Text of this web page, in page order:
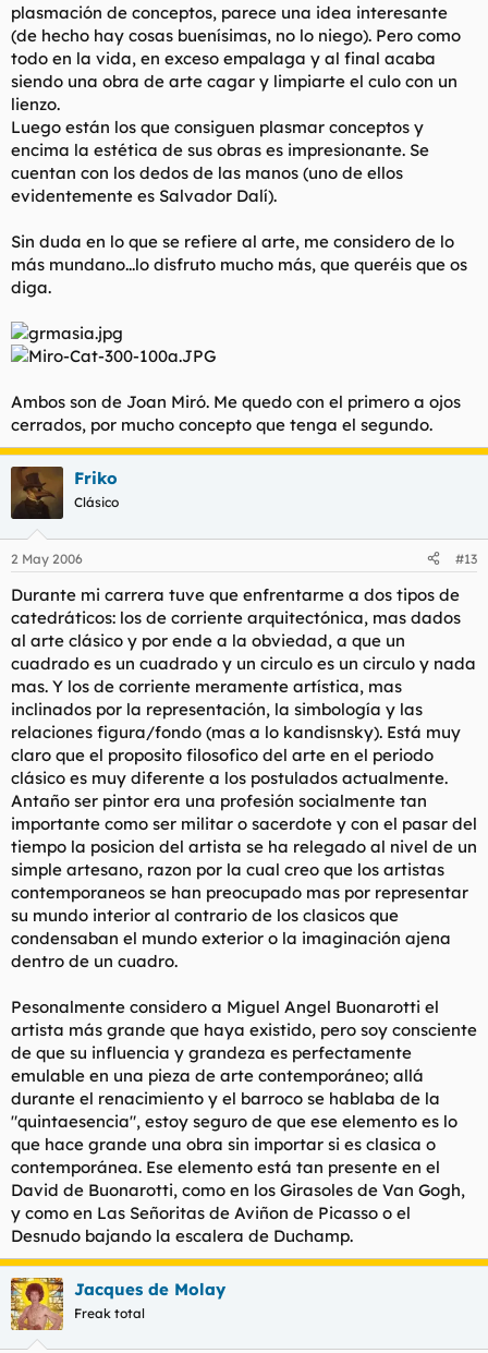
plasmación de conceptos, parece una idea interesante
(de hecho hay cosas buenísimas, no lo niego). Pero como
todo en la vida, en exceso empalaga y al final acaba
siendo una obra de arte cagar y limpiarte el culo con un
lienzo.
Luego están los que consiguen plasmar conceptos y
encima la estética de sus obras es impresionante. Se
cuentan con los dedos de las manos (uno de ellos
evidentemente es Salvador Dalí).
Sin duda en lo que se refiere al arte, me considero de lo
más mundano...lo disfruto mucho más, que queréis que os
diga.
Ambos son de Joan Miró. Me quedo con el primero a ojos
cerrados, por mucho concepto que tenga el segundo.
Friko
Clásico
2 May 2006 #13
Durante mi carrera tuve que enfrentarme a dos tipos de
catedráticos: los de corriente arquitectónica, mas dados
al arte clásico y por ende a la obviedad, a que un
cuadrado es un cuadrado y un circulo es un circulo y nada
mas. Y los de corriente meramente artística, mas
inclinados por la representación, la simbología y las
relaciones figura/fondo (mas a lo kandisnsky). Está muy
claro que el proposito filosofico del arte en el periodo
clásico es muy diferente a los postulados actualmente.
Antaño ser pintor era una profesión socialmente tan
importante como ser militar o sacerdote y con el pasar del
tiempo la posicion del artista se ha relegado al nivel de un
simple artesano, razon por la cual creo que los artistas
contemporaneos se han preocupado mas por representar
su mundo interior al contrario de los clasicos que
condensaban el mundo exterior o la imaginación ajena
dentro de un cuadro.
Pesonalmente considero a Miguel Angel Buonarotti el
artista más grande que haya existido, pero soy consciente
de que su influencia y grandeza es perfectamente
emulable en una pieza de arte contemporáneo; allá
durante el renacimiento y el barroco se hablaba de la
"quintaesencia", estoy seguro de que ese elemento es lo
que hace grande una obra sin importar si es clasica o
contemporánea. Ese elemento está tan presente en el
David de Buonarotti, como en los Girasoles de Van Gogh,
y como en Las Señoritas de Aviñon de Picasso o el
Desnudo bajando la escalera de Duchamp.
Jacques de Molay
Freak total